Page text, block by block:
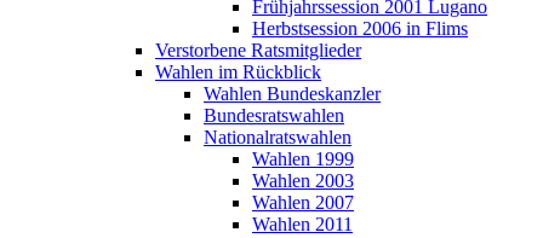
Frühjahrssession 2001 Lugano
Herbstsession 2006 in Flims
Verstorbene Ratsmitglieder
Wahlen im Rückblick
Wahlen Bundeskanzler
Bundesratswahlen
Nationalratswahlen
Wahlen 1999
Wahlen 2003
Wahlen 2007
Wahlen 2011